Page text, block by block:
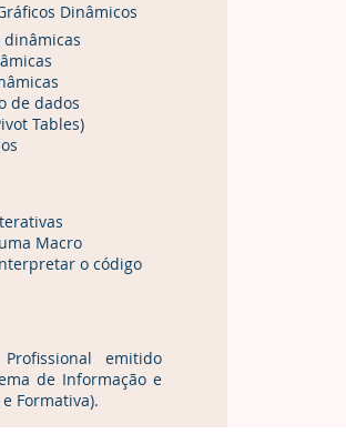
Dinâmicos
dinâmicas
de dados
Tables)
Macro
o código
emitido
de Informação e
Formativa).